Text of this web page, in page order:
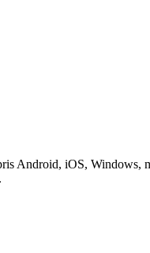
Android, iOS, Windows,